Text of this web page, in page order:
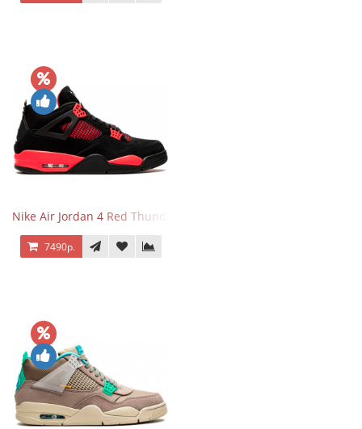
Nike Air Jordan 4 Red Thunder
7490р.